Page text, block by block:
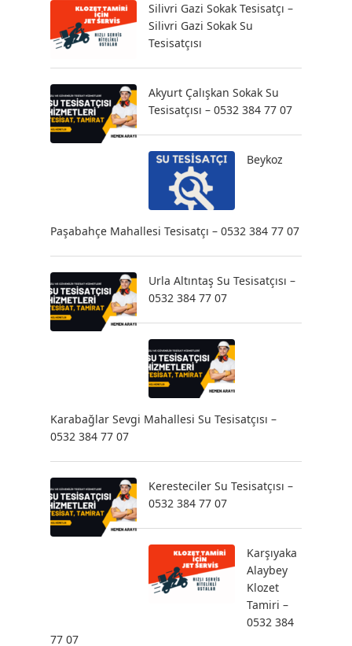
Silivri Gazi Sokak Tesisatçı –
Silivri Gazi Sokak Su
Tesisatçısı
Akyurt Çalışkan Sokak Su
Tesisatçısı – 0532 384 77 07
Beykoz
Paşabahçe Mahallesi Tesisatçı – 0532 384 77 07
Urla Altıntaş Su Tesisatçısı –
0532 384 77 07
Karabağlar Sevgi Mahallesi Su Tesisatçısı –
0532 384 77 07
Keresteciler Su Tesisatçısı –
0532 384 77 07
Karşıyaka
Alaybey
Klozet
Tamiri –
0532 384
77 07